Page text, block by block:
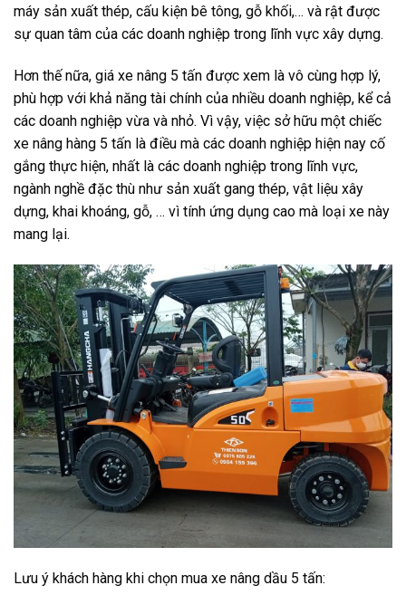
máy sản xuất thép, cấu kiện bê tông, gỗ khối,… và rật được
sự quan tâm của các doanh nghiệp trong lĩnh vực xây dựng.
Hơn thế nữa, giá xe nâng 5 tấn được xem là vô cùng hợp lý,
phù hợp với khả năng tài chính của nhiều doanh nghiệp, kể cả
các doanh nghiệp vừa và nhỏ. Vì vậy, việc sở hữu một chiếc
xe nâng hàng 5 tấn là điều mà các doanh nghiệp hiện nay cố
gắng thực hiện, nhất là các doanh nghiệp trong lĩnh vực,
ngành nghề đặc thù như sản xuất gang thép, vật liệu xây
dựng, khai khoáng, gỗ, … vì tính ứng dụng cao mà loại xe này
mang lại.
Lưu ý khách hàng khi chọn mua xe nâng dầu 5 tấn: